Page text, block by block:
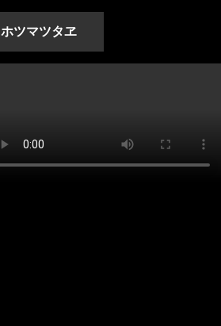
ホツマツタヱ